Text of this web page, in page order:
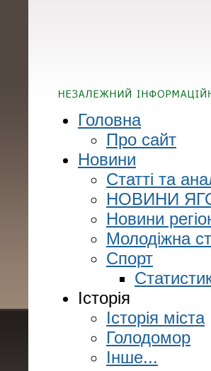
Головна
Про сайт
Новини
Статті та
НОВИНИ
Новини
Молодіжна
Спорт
Історія
Історія міста
Голодомор
Інше...